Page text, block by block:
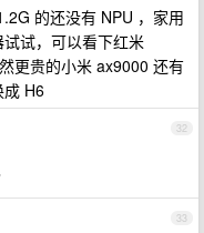
的还没有 NPU ，家用
试，可以看下红米
更贵的小米 ax9000 还有
成 H6
32
33